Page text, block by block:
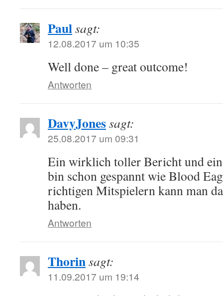
Paulsagt:
12.08.2017 um 10:35
Well done – great outcome!
Antworten
DavyJonessagt:
25.08.2017 um 09:31
Ein wirklich toller Bericht und
bin schon gespannt wie Blood
richtigen Mitspielern kann man
haben.
Antworten
Thorinsagt:
11.09.2017 um 19:14